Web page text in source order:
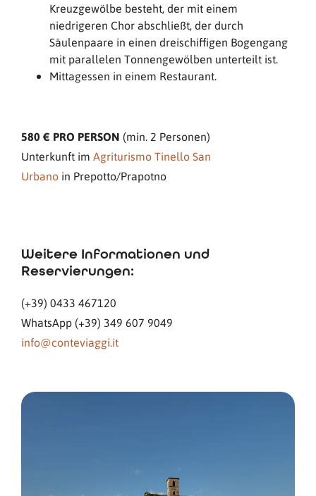
Kreuzgewölbe besteht, der mit einem
niedrigeren Chor abschließt, der durch
Säulenpaare in einen dreischiffigen Bogengang
mit parallelen Tonnengewölben unterteilt ist.
Mittagessen in einem Restaurant.
580 € PRO PERSON (min. 2 Personen)
Unterkunft im Agriturismo Tinello San
Urbano in Prepotto/Prapotno
Weitere Informationen und
Reservierungen:
(+39) 0433 467120
WhatsApp (+39) 349 607 9049
info@conteviaggi.it